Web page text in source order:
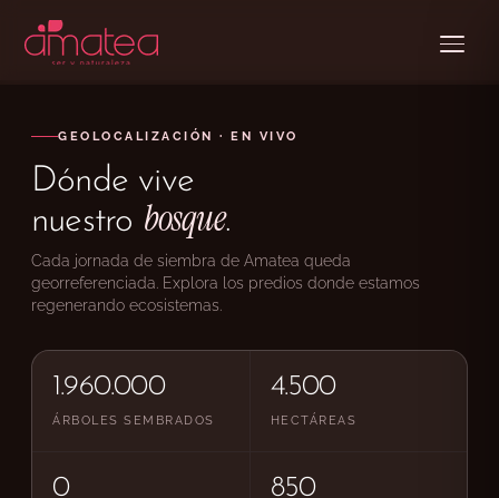
GEOLOCALIZACIÓN · EN VIVO
Dónde vive
nuestro bosque.
Cada jornada de siembra de Amatea queda
georreferenciada. Explora los predios donde estamos
regenerando ecosistemas.
1.960.000
ÁRBOLES SEMBRADOS
4.500
HECTÁREAS
0 850